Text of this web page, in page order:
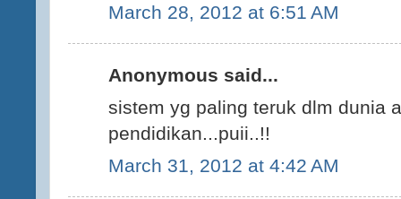
March 28, 2012 at 6:51 AM
Anonymous said...
sistem yg paling teruk dlm dunia
pendidikan...puii..!!
March 31, 2012 at 4:42 AM